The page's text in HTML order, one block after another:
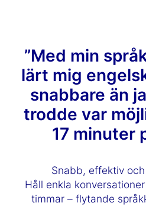
”Med min
lärt mig
snabbare än
trodde var
17 minuter
Snabb, effektiv
Håll enkla
timmar – flytande